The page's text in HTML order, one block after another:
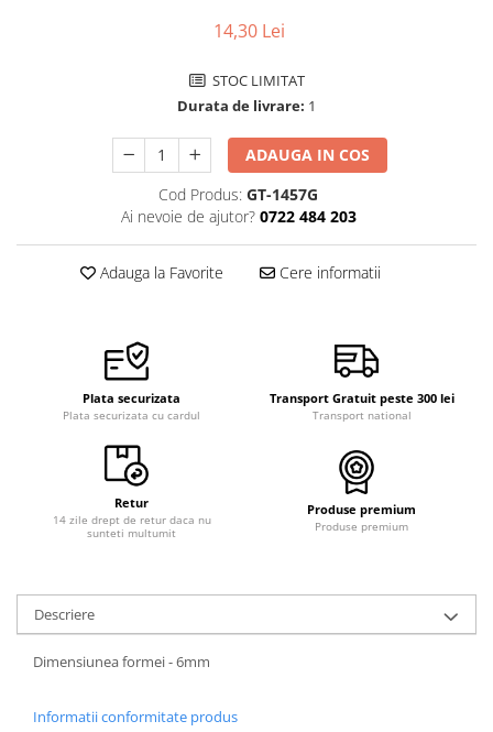
14,30 Lei
STOC LIMITAT
Durata de livrare: 1
ADAUGA IN COS
Cod Produs: GT-1457G
Ai nevoie de ajutor? 0722 484 203
Adauga la Favorite Cere informatii
Plata securizata
Plata securizata cu cardul
Transport Gratuit peste 300 lei
Transport national
Retur
14 zile drept de retur daca nu
sunteti multumit
Produse premium
Produse premium
Descriere
Dimensiunea formei - 6mm
Informatii conformitate produs